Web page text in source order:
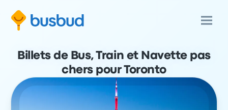
Billets de Bus, Train et Navette pas
chers pour Toronto